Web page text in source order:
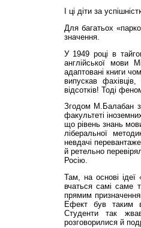
І ці діти за
Для багатьох
значення.
У 1949 році в
англійської мови
адаптовані книги
випускав
відсотків! Тоді
Згодом М.Балабан
факультеті
що рівень знань
ліберальної
невдачі
й ретельно
Росію.
Там, на основі ідеї
вчаться самі саме
прямим
Ефект був таким
Студенти так
розговорилися й